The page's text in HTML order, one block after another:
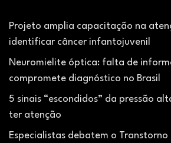
Projeto amplia capacitação na
identificar câncer infantojuvenil
Neuromielite óptica: falta de
compromete diagnóstico no Brasil
5 sinais “escondidos” da pressão
ter atenção
Especialistas debatem o Transtorno